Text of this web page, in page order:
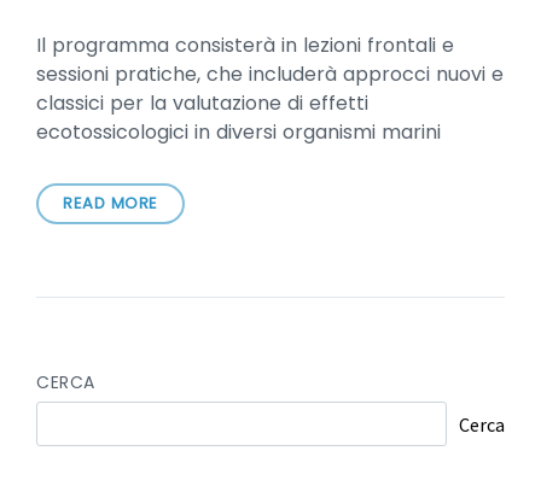
Il programma consisterà in lezioni frontali e
sessioni pratiche, che includerà approcci nuovi e
classici per la valutazione di effetti
ecotossicologici in diversi organismi marini
READ MORE
CERCA
Cerca